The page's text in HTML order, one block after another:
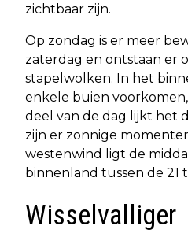
zichtbaar zijn.
Op zondag is er meer
zaterdag en ontstaan er
stapelwolken. In het
enkele buien
deel van de dag lijkt het
zijn er zonnige
westenwind ligt de
binnenland tussen de 21
Wisselvalliger